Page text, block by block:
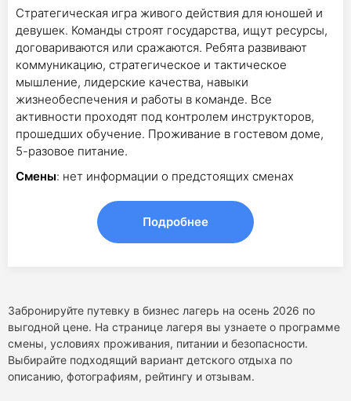
Стратегическая игра живого действия для юношей и
девушек. Команды строят государства, ищут ресурсы,
договариваются или сражаются. Ребята развивают
коммуникацию, стратегическое и тактическое
мышление, лидерские качества, навыки
жизнеобеспечения и работы в команде. Все
активности проходят под контролем инструкторов,
прошедших обучение. Проживание в гостевом доме,
5-разовое питание.
Смены: нет информации о предстоящих сменах
Подробнее
Забронируйте путевку в бизнес лагерь на осень 2026 по
выгодной цене. На странице лагеря вы узнаете о программе
смены, условиях проживания, питании и безопасности.
Выбирайте подходящий вариант детского отдыха по
описанию, фотографиям, рейтингу и отзывам.